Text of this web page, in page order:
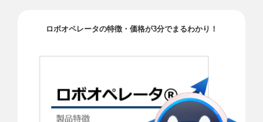
ロボオペレータの特徴・価格が3分でまるわかり！